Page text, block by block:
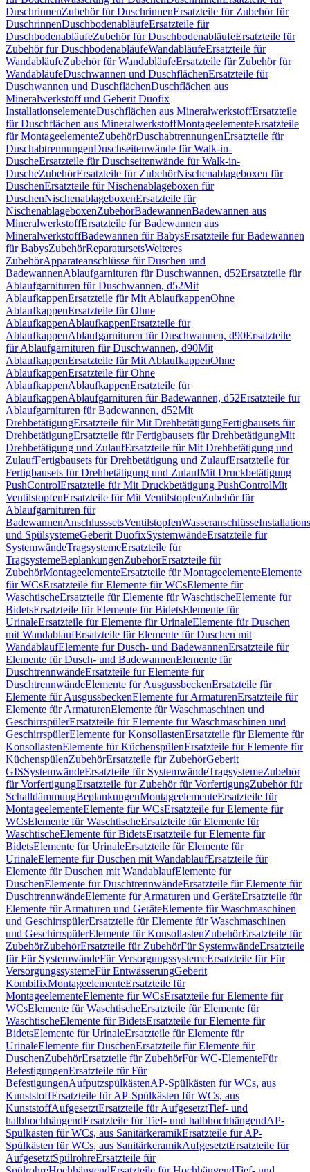
DuschrinnenZubehör für DuschrinnenErsatzteile für Zubehör für
DuschrinnenDuschbodenabläufeErsatzteile für
DuschbodenabläufeZubehör für DuschbodenabläufeErsatzteile für
Zubehör für DuschbodenabläufeWandabläufeErsatzteile für
WandabläufeZubehör für WandabläufeErsatzteile für Zubehör für
WandabläufeDuschwannen und DuschflächenErsatzteile für
Duschwannen und DuschflächenDuschflächen aus
Mineralwerkstoff und Geberit Duofix
InstallationselementeDuschflächen aus MineralwerkstoffErsatzteile
für Duschflächen aus MineralwerkstoffMontageelementeErsatzteile
für MontageelementeZubehörDuschabtrennungenErsatzteile für
DuschabtrennungenDuschseitenwände für Walk-in-
DuscheErsatzteile für Duschseitenwände für Walk-in-
DuscheZubehörErsatzteile für ZubehörNischenablageboxen für
DuschenErsatzteile für Nischenablageboxen für
DuschenNischenablageboxenErsatzteile für
NischenablageboxenZubehörBadewannenBadewannen aus
MineralwerkstoffErsatzteile für Badewannen aus
MineralwerkstoffBadewannen für BabysErsatzteile für Badewannen
für BabysZubehörReparatursetsWeiteres
ZubehörApparateanschlüsse für Duschen und
BadewannenAblaufgarnituren für Duschwannen, d52Ersatzteile für
Ablaufgarnituren für Duschwannen, d52Mit
AblaufkappenErsatzteile für Mit AblaufkappenOhne
AblaufkappenErsatzteile für Ohne
AblaufkappenAblaufkappenErsatzteile für
AblaufkappenAblaufgarnituren für Duschwannen, d90Ersatzteile
für Ablaufgarnituren für Duschwannen, d90Mit
AblaufkappenErsatzteile für Mit AblaufkappenOhne
AblaufkappenErsatzteile für Ohne
AblaufkappenAblaufkappenErsatzteile für
AblaufkappenAblaufgarnituren für Badewannen, d52Ersatzteile für
Ablaufgarnituren für Badewannen, d52Mit
DrehbetätigungErsatzteile für Mit DrehbetätigungFertigbausets für
DrehbetätigungErsatzteile für Fertigbausets für DrehbetätigungMit
Drehbetätigung und ZulaufErsatzteile für Mit Drehbetätigung und
ZulaufFertigbausets für Drehbetätigung und ZulaufErsatzteile für
Fertigbausets für Drehbetätigung und ZulaufMit Druckbetätigung
PushControlErsatzteile für Mit Druckbetätigung PushControlMit
VentilstopfenErsatzteile für Mit VentilstopfenZubehör für
Ablaufgarnituren für
BadewannenAnschlusssetsVentilstopfenWasseranschlüsse
und SpülsystemeGeberit DuofixSystemwändeErsatzteile für
SystemwändeTragsystemeErsatzteile für
TragsystemeBeplankungenZubehörErsatzteile für
ZubehörMontageelementeErsatzteile für MontageelementeElemente
für WCsErsatzteile für Elemente für WCsElemente für
WaschtischeErsatzteile für Elemente für WaschtischeElemente für
BidetsErsatzteile für Elemente für BidetsElemente für
UrinaleErsatzteile für Elemente für UrinaleElemente für Duschen
mit WandablaufErsatzteile für Elemente für Duschen mit
WandablaufElemente für Dusch- und BadewannenErsatzteile für
Elemente für Dusch- und BadewannenElemente für
DuschtrennwändeErsatzteile für Elemente für
DuschtrennwändeElemente für AusgussbeckenErsatzteile für
Elemente für AusgussbeckenElemente für ArmaturenErsatzteile für
Elemente für ArmaturenElemente für Waschmaschinen und
GeschirrspülerErsatzteile für Elemente für Waschmaschinen und
GeschirrspülerElemente für KonsollastenErsatzteile für Elemente für
KonsollastenElemente für KüchenspülenErsatzteile für Elemente für
KüchenspülenZubehörErsatzteile für ZubehörGeberit
GISSystemwändeErsatzteile für SystemwändeTragsystemeZubehör
für VorfertigungErsatzteile für Zubehör für VorfertigungZubehör für
SchalldämmungBeplankungenMontageelementeErsatzteile für
MontageelementeElemente für WCsErsatzteile für Elemente für
WCsElemente für WaschtischeErsatzteile für Elemente für
WaschtischeElemente für BidetsErsatzteile für Elemente für
BidetsElemente für UrinaleErsatzteile für Elemente für
UrinaleElemente für Duschen mit WandablaufErsatzteile für
Elemente für Duschen mit WandablaufElemente für
DuschenElemente für DuschtrennwändeErsatzteile für Elemente für
DuschtrennwändeElemente für Armaturen und GeräteErsatzteile für
Elemente für Armaturen und GeräteElemente für Waschmaschinen
und GeschirrspülerErsatzteile für Elemente für Waschmaschinen
und GeschirrspülerElemente für KonsollastenZubehörErsatzteile für
ZubehörZubehörErsatzteile für ZubehörFür SystemwändeErsatzteile
für Für SystemwändeFür VersorgungssystemeErsatzteile für Für
VersorgungssystemeFür EntwässerungGeberit
KombifixMontageelementeErsatzteile für
MontageelementeElemente für WCsErsatzteile für Elemente für
WCsElemente für WaschtischeErsatzteile für Elemente für
WaschtischeElemente für BidetsErsatzteile für Elemente für
BidetsElemente für UrinaleErsatzteile für Elemente für
UrinaleElemente für DuschenErsatzteile für Elemente für
DuschenZubehörErsatzteile für ZubehörFür WC-ElementeFür
BefestigungenErsatzteile für Für
BefestigungenAufputzspülkästenAP-Spülkästen für WCs, aus
KunststoffErsatzteile für AP-Spülkästen für WCs, aus
KunststoffAufgesetztErsatzteile für AufgesetztTief- und
halbhochhängendErsatzteile für Tief- und halbhochhängendAP-
Spülkästen für WCs, aus SanitärkeramikErsatzteile für AP-
Spülkästen für WCs, aus SanitärkeramikAufgesetztErsatzteile für
AufgesetztSpülrohreErsatzteile für